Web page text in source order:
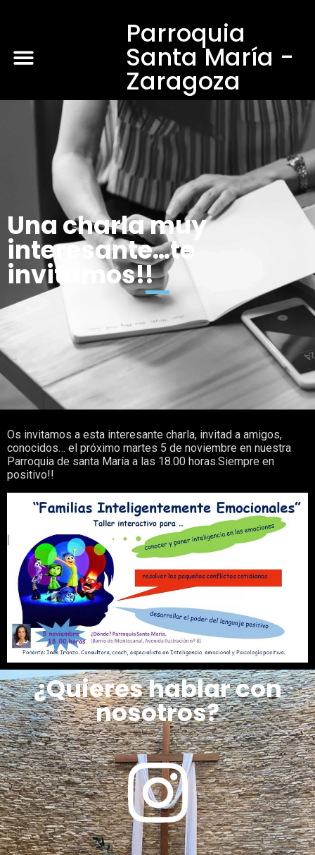
Parroquia
Santa María -
Zaragoza
Una charla muy
interesante…te
invitamos!!
Os invitamos a esta interesante charla, invitad a amigos,
conocidos… el próximo martes 5 de noviembre en nuestra
Parroquia de santa María a las 18.00 horas.Siempre en
positivo!!
¿Quieres hablar con
nosotros?